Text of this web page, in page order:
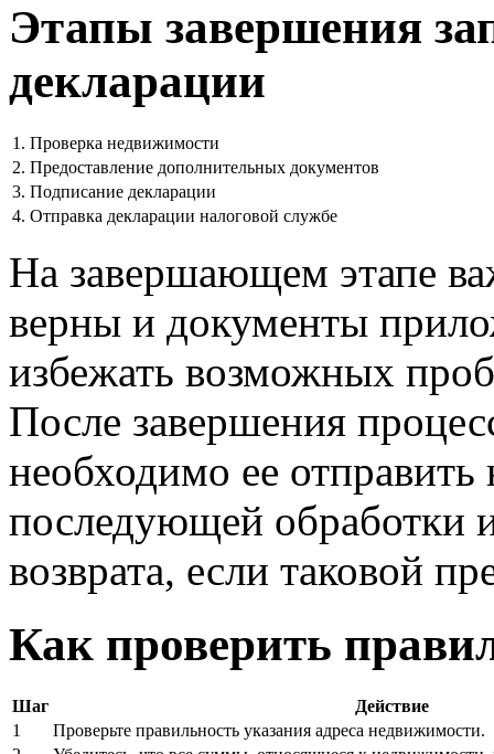
Этапы завершения
декларации
1. Проверка недвижимости
2. Предоставление дополнительных документов
3. Подписание декларации
4. Отправка декларации налоговой службе
На завершающем этапе
верны и документы
избежать возможных
После завершения
необходимо ее
последующей обработки
возврата, если таковой
Как проверить
Шаг
Действие
1
Проверьте правильность указания адреса недвижимости.